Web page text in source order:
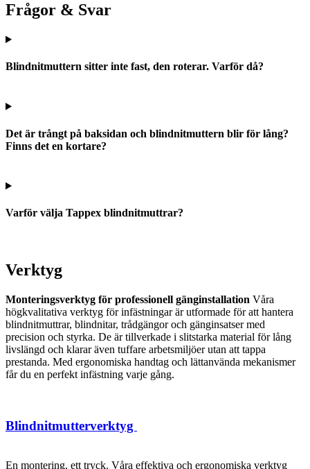
Frågor & Svar
Blindnitmuttern sitter inte fast, den roterar. Varför då?
Det är trångt på baksidan och blindnitmuttern blir för lång?
Finns det en kortare?
Varför välja Tappex blindnitmuttrar?
Verktyg
Monteringsverktyg för professionell gänginstallation Våra
högkvalitativa verktyg för infästningar är utformade för att hantera
blindnitmuttrar, blindnitar, trådgängor och gänginsatser med
precision och styrka. De är tillverkade i slitstarka material för lång
livslängd och klarar även tuffare arbetsmiljöer utan att tappa
prestanda. Med ergonomiska handtag och lättanvända mekanismer
får du en perfekt infästning varje gång.
Blindnitmutterverktyg
En montering, ett tryck. Våra effektiva och ergonomiska verktyg